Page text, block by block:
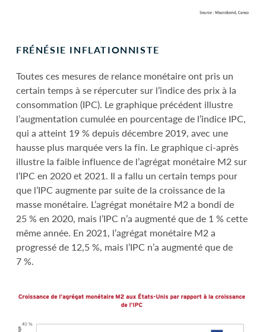
FRÉNÉSIE INFLATIONNISTE
Toutes ces mesures de relance monétaire ont pris un
certain temps à se répercuter sur l’indice des prix à la
consommation (IPC). Le graphique précédent illustre
l’augmentation cumulée en pourcentage de l’indice IPC,
qui a atteint 19 % depuis décembre 2019, avec une
hausse plus marquée vers la fin. Le graphique ci-après
illustre la faible influence de l’agrégat monétaire M2 sur
l’IPC en 2020 et 2021. Il a fallu un certain temps pour
que l’IPC augmente par suite de la croissance de la
masse monétaire. L’agrégat monétaire M2 a bondi de
25 % en 2020, mais l’IPC n’a augmenté que de 1 % cette
même année. En 2021, l’agrégat monétaire M2 a
progressé de 12,5 %, mais l’IPC n’a augmenté que de
7 %.